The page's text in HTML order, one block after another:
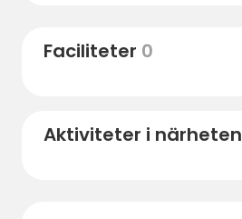
samt butik / hämtlager till
Faciliteter 0
Aktiviteter i närheten